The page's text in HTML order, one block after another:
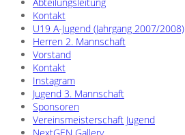
Kontakt
U19 A-Jugend (Jahrgang 2007/2008)
Herren 2. Mannschaft
Vorstand
Kontakt
Instagram
Jugend 3. Mannschaft
Sponsoren
Vereinsmeisterschaft Jugend